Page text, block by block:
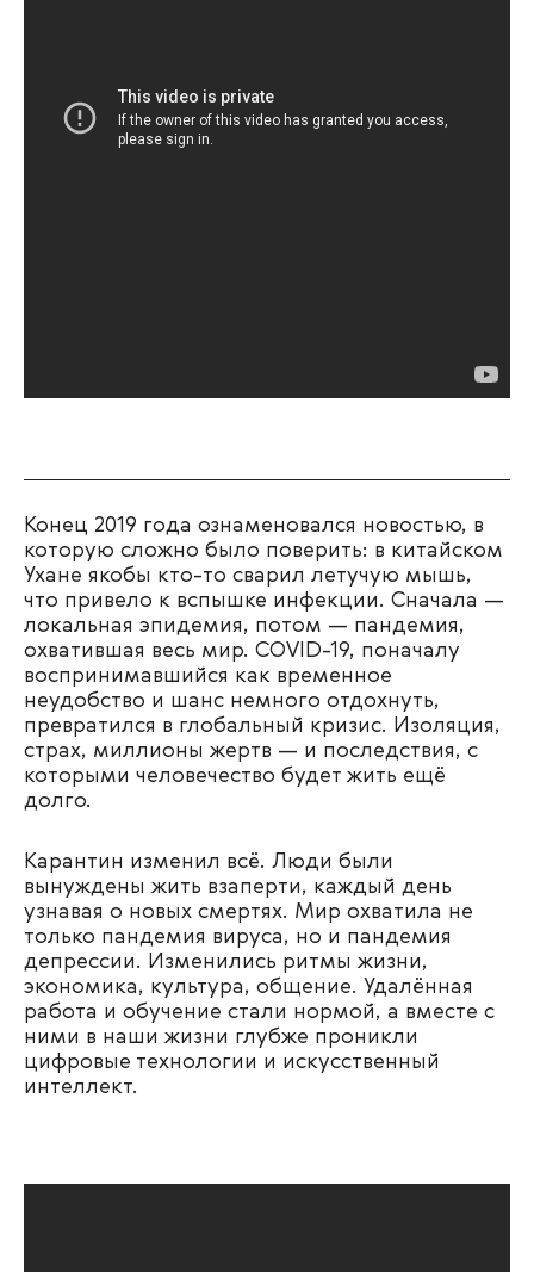
Конец 2019 года ознаменовался новостью, в
которую сложно было поверить: в китайском
Ухане якобы кто-то сварил летучую мышь,
что привело к вспышке инфекции. Сначала —
локальная эпидемия, потом — пандемия,
охватившая весь мир. COVID-19, поначалу
воспринимавшийся как временное
неудобство и шанс немного отдохнуть,
превратился в глобальный кризис. Изоляция,
страх, миллионы жертв — и последствия, с
которыми человечество будет жить ещё
долго.
Карантин изменил всё. Люди были
вынуждены жить взаперти, каждый день
узнавая о новых смертях. Мир охватила не
только пандемия вируса, но и пандемия
депрессии. Изменились ритмы жизни,
экономика, культура, общение. Удалённая
работа и обучение стали нормой, а вместе с
ними в наши жизни глубже проникли
цифровые технологии и искусственный
интеллект.